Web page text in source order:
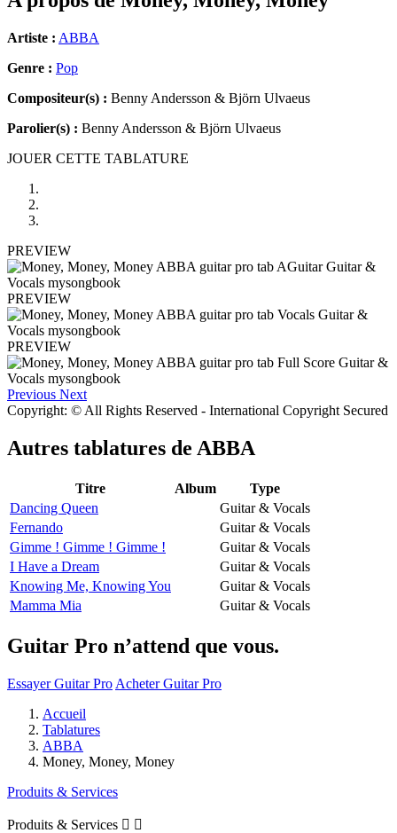
Artiste : ABBA
Genre : Pop
Compositeur(s) : Benny Andersson & Björn Ulvaeus
Parolier(s) : Benny Andersson & Björn Ulvaeus
JOUER CETTE TABLATURE
PREVIEW
PREVIEW
PREVIEW
Previous Next
Copyright: © All Rights Reserved - International Copyright Secured
Autres tablatures de ABBA
Titre Album
Type
Dancing Queen
Guitar & Vocals
Fernando
Guitar & Vocals
Gimme ! Gimme ! Gimme !
Guitar & Vocals
I Have a Dream
Guitar & Vocals
Knowing Me, Knowing You
Guitar & Vocals
Mamma Mia
Guitar & Vocals
Guitar Pro n’attend que vous.
Essayer Guitar Pro Acheter Guitar Pro
Accueil
Tablatures
ABBA
Money, Money, Money
Produits & Services
Produits & Services  